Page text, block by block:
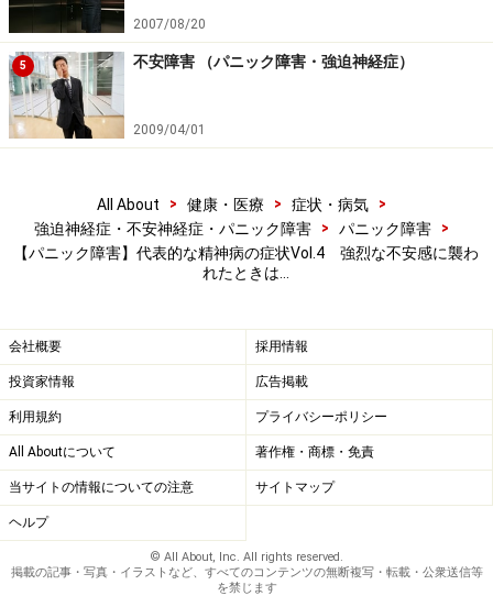
治療としては、、この乱れた“脳内神経伝達物質”の働き
を元に戻そうと、ＳＳＲＩといった薬が使われ、たいへ
ん効果があります。
心の病気、全般に言えることですが、早めに治療が原則
です。上の例でも、患者さんが精神科にいらっしゃった
時には、最初の発作から１年が経過して、病状がずいぶ
しかし、精神科は、なんとなく敷居が高く、なかなか気
軽に受診とはいきませんね。 症状が重くなっては、回
復に時間がかかり、その間、お仕事にも支障が出て、コ
ストが結局、高くついてしまいます。是非、精神科のド
アを叩いてくださいね。
AllAbout 関連サイト
2007/08/20
5 不安障害 （パニック障害・強迫神経症）
2009/04/01
All About > 健康・医療 > 症状・病気
>
強迫神経症・不安神経症・パニック障害
> パニック障害
>
【パニック障害】代表的な精神病の症状Vol.4 強烈な不安感に襲わ
れたときは…
会社概要 採用情報
投資家情報 広告掲載
利用規約 プライバシーポリシー
All Aboutについて 著作権・商標・免責
当サイトの情報についての注意 サイトマップ
ヘルプ
© All About, Inc. All rights reserved.
掲載の記事・写真・イラストなど、すべてのコンテンツの無断複写・転載・公衆送信等
を禁じます